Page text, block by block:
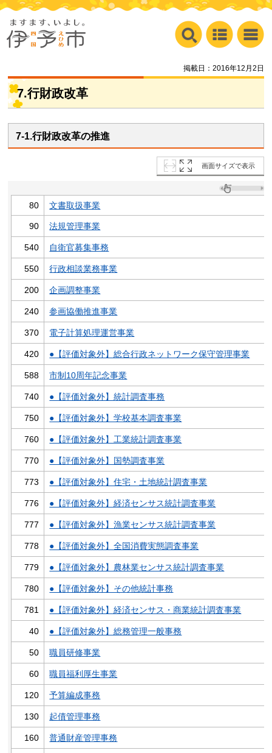
掲載日：2016年12月2日
7.行財政改革
7-1.行財政改革の推進
画面サイズで表示
80 文書取扱事業
90 法規管理事業
540 自衛官募集事務
550 行政相談業務事業
200 企画調整事業
240 参画協働推進事業
370 電子計算処理運営事業
420 ●【評価対象外】総合行政ネットワーク保守管理事業
588 市制10周年記念事業
740 ●【評価対象外】統計調査事務
750 ●【評価対象外】学校基本調査事業
760 ●【評価対象外】工業統計調査事業
770 ●【評価対象外】国勢調査事業
773 ●【評価対象外】住宅・土地統計調査事業
776 ●【評価対象外】経済センサス統計調査事業
777 ●【評価対象外】漁業センサス統計調査事業
778 ●【評価対象外】全国消費実態調査事業
779 ●【評価対象外】農林業センサス統計調査事業
780 ●【評価対象外】その他統計事務
781 ●【評価対象外】経済センサス・商業統計調査事業
40 ●【評価対象外】総務管理一般事務
50 職員研修事業
60 職員福利厚生事業
120 予算編成事務
130 起債管理事務
160 普通財産管理事務